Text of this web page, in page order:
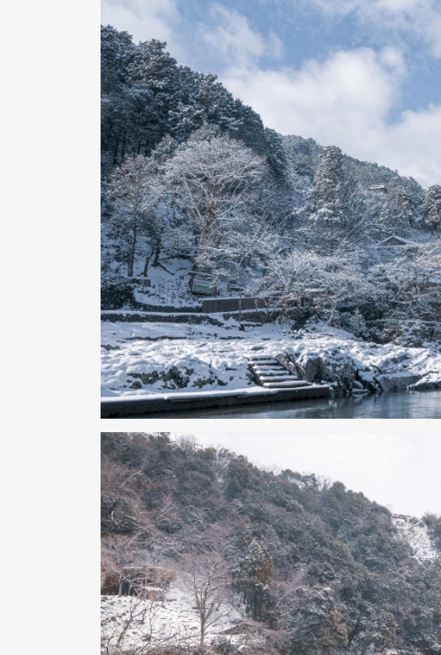
Pen Meet